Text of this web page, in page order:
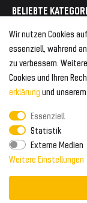
Wir nutzen Cookies
essenziell, während
zu verbessern.
Cookies und Ihren
erklärung und unserem
Essenziell
Statistik
Externe Medien
Weitere Einstellungen
Geeignet für
Geeignet für Audi
BELIEBTE
Frontspoiler
Heckspoiler
Kabelbäume
Kühlergrill
FOLGEN SIE UNS
Tuning Fanatics
ZAHLUNG &
Zahlungsanbieter
Versand & Zahlung
WELTWEITER
© 2026 Tuning Fanatics